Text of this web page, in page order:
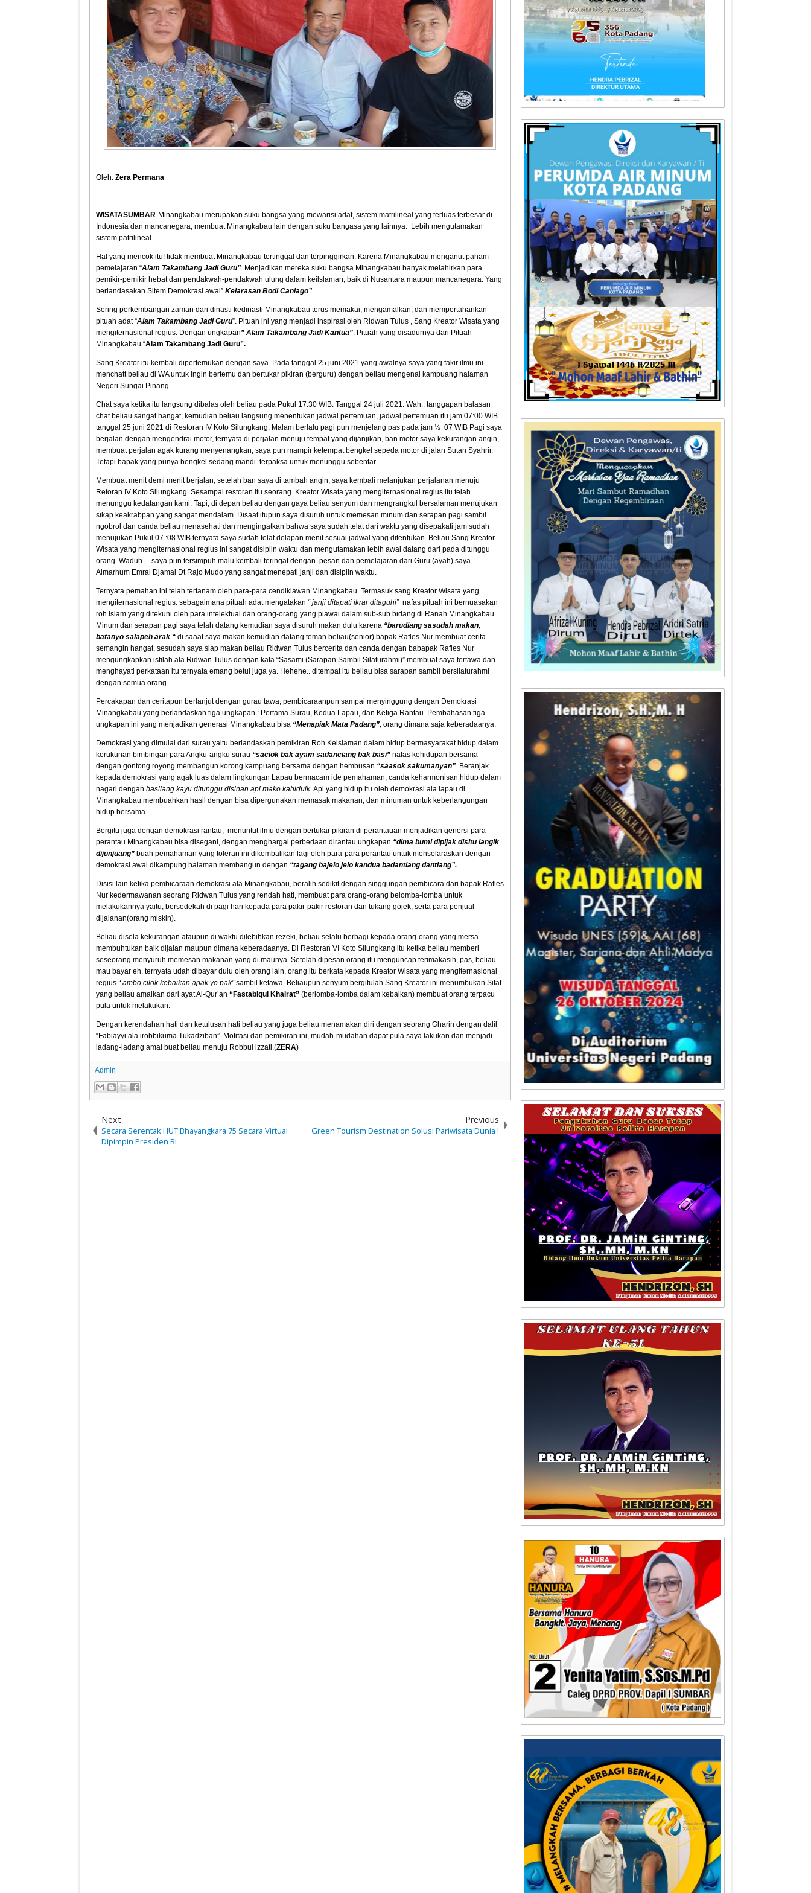
Oleh:Zera Permana
WISATASUMBAR-Minangkabau merupakan suku bangsa yang mewarisi adat, sistem matrilineal yang terluas terbesar di
Indonesia dan mancanegara, membuat Minangkabau lain dengan suku bangasa yang lainnya. Lebih mengutamakan
sistem patrilineal.
Hal yang mencok itu! tidak membuat Minangkabau tertinggal dan terpinggirkan. Karena Minangkabau menganut paham
pemelajaran “Alam Takambang Jadi Guru”. Menjadikan mereka suku bangsa Minangkabau banyak melahirkan para
pemikir-pemikir hebat dan pendakwah-pendakwah ulung dalam keilslaman, baik di Nusantara maupun mancanegara. Yang
berlandasakan Sitem Demokrasi awal”Kelarasan Bodi Caniago”.
Sering perkembangan zaman dari dinasti kedinasti Minangkabau terus memakai, mengamalkan, dan mempertahankan
pituah adat “Alam Takambang Jadi Guru”. Pituah ini yang menjadi inspirasi oleh Ridwan Tulus , Sang Kreator Wisata yang
mengiternasional regius. Dengan ungkapan” Alam Takambang Jadi Kantua”. Pituah yang disadurnya dari Pituah
Minangkabau “Alam Takambang Jadi Guru”.
Sang Kreator itu kembali dipertemukan dengan saya. Pada tanggal 25 juni 2021 yang awalnya saya yang fakir ilmu ini
menchatt beliau di WA untuk ingin bertemu dan bertukar pikiran (berguru) dengan beliau mengenai kampuang halaman
Negeri Sungai Pinang.
Chat saya ketika itu langsung dibalas oleh beliau pada Pukul 17:30 WIB. Tanggal 24 juli 2021. Wah.. tanggapan balasan
chat beliau sangat hangat, kemudian beliau langsung menentukan jadwal pertemuan, jadwal pertemuan itu jam 07:00 WIB
tanggal 25 juni 2021 di Restoran IV Koto Silungkang. Malam berlalu pagi pun menjelang pas pada jam ½ 07 WIB Pagi saya
berjalan dengan mengendrai motor, ternyata di perjalan menuju tempat yang dijanjikan, ban motor saya kekurangan angin,
membuat perjalan agak kurang menyenangkan, saya pun mampir ketempat bengkel sepeda motor di jalan Sutan Syahrir.
Tetapi bapak yang punya bengkel sedang mandi terpaksa untuk menunggu sebentar.
Membuat menit demi menit berjalan, setelah ban saya di tambah angin, saya kembali melanjukan perjalanan menuju
Retoran IV Koto Silungkang. Sesampai restoran itu seorang Kreator Wisata yang mengiternasional regius itu telah
menunggu kedatangan kami. Tapi, di depan beliau dengan gaya beliau senyum dan mengrangkul bersalaman menujukan
sikap keakrabpan yang sangat mendalam. Disaat itupun saya disuruh untuk memesan minum dan serapan pagi sambil
ngobrol dan canda beliau menasehati dan mengingatkan bahwa saya sudah telat dari waktu yang disepakati jam sudah
menujukan Pukul 07 :08 WIB ternyata saya sudah telat delapan menit sesuai jadwal yang ditentukan. Beliau Sang Kreator
Wisata yang mengiternasional regius ini sangat disiplin waktu dan mengutamakan lebih awal datang dari pada ditunggu
orang. Waduh… saya pun tersimpuh malu kembali teringat dengan pesan dan pemelajaran dari Guru (ayah) saya
Almarhum Emral Djamal Dt Rajo Mudo yang sangat menepati janji dan disiplin waktu.
Ternyata pemahan ini telah tertanam oleh para-para cendikiawan Minangkabau. Termasuk sang Kreator Wisata yang
mengiternasional regius. sebagaimana pituah adat mengatakan “ janji ditapati ikrar ditaguhi”nafas pituah ini bernuasakan
roh Islam yang ditekuni oleh para intelektual dan orang-orang yang piawai dalam sub-sub bidang di Ranah Minangkabau.
Minum dan serapan pagi saya telah datang kemudian saya disuruh makan dulu karena “barudiang sasudah makan,
batanyo salapeh arak “ di saaat saya makan kemudian datang teman beliau(senior) bapak Rafles Nur membuat cerita
semangin hangat, sesudah saya siap makan beliau Ridwan Tulus bercerita dan canda dengan babapak Rafles Nur
mengungkapkan istilah ala Ridwan Tulus dengan kata “Sasami (Sarapan Sambil Silaturahmi)” membuat saya tertawa dan
menghayati perkataan itu ternyata emang betul juga ya. Hehehe.. ditempat itu beliau bisa sarapan sambil bersilaturahmi
dengan semua orang.
Percakapan dan ceritapun berlanjut dengan gurau tawa, pembicaraanpun sampai menyinggung dengan Demokrasi
Minangkabau yang berlandaskan tiga ungkapan : Pertama Surau, Kedua Lapau, dan Ketiga Rantau. Pembahasan tiga
ungkapan ini yang menjadikan generasi Minangkabau bisa “Menapiak Mata Padang”, orang dimana saja keberadaanya.
Demokrasi yang dimulai dari surau yaitu berlandaskan pemikiran Roh Keislaman dalam hidup bermasyarakat hidup dalam
kerukunan bimbingan para Angku-angku surau “saciok bak ayam sadanciang bak basi”nafas kehidupan bersama
dengan gontong royong membangun korong kampuang bersama dengan hembusan “saasok sakumanyan”. Beranjak
kepada demokrasi yang agak luas dalam lingkungan Lapau bermacam ide pemahaman, canda keharmonisan hidup dalam
nagari denganbasilang kayu ditunggu disinan api mako kahiduik. Api yang hidup itu oleh demokrasi ala lapau di
Minangkabau membuahkan hasil dengan bisa dipergunakan memasak makanan, dan minuman untuk keberlangungan
hidup bersama.
Bergitu juga dengan demokrasi rantau, menuntut ilmu dengan bertukar pikiran di perantauan menjadikan genersi para
perantau Minangkabau bisa disegani, dengan menghargai perbedaan dirantau ungkapan “dima bumi dipijak disitu langik
dijunjuang” buah pemahaman yang toleran ini dikembalikan lagi oleh para-para perantau untuk menselaraskan dengan
demokrasi awal dikampung halaman membangun dengan “tagang bajelo jelo kandua badantiang dantiang”.
Disisi lain ketika pembicaraan demokrasi ala Minangkabau, beralih sedikit dengan singgungan pembicara dari bapak Rafles
Nur kedermawanan seorang Ridwan Tulus yang rendah hati, membuat para orang-orang belomba-lomba untuk
melakukannya yaitu, bersedekah di pagi hari kepada para pakir-pakir restoran dan tukang gojek, serta para penjual
dijalanan(orang miskin).
Beliau disela kekurangan ataupun di waktu dilebihkan rezeki, beliau selalu berbagi kepada orang-orang yang mersa
membuhtukan baik dijalan maupun dimana keberadaanya. Di Restoran VI Koto Silungkang itu ketika beliau memberi
seseorang menyuruh memesan makanan yang di maunya. Setelah dipesan orang itu menguncap terimakasih, pas, beliau
mau bayar eh. ternyata udah dibayar dulu oleh orang lain, orang itu berkata kepada Kreator Wisata yang mengiternasional
regius “ ambo cilok kebaikan apak yo pak”sambil ketawa. Beliaupun senyum bergitulah Sang Kreator ini menumbukan Sifat
yang beliau amalkan dari ayat Al-Qur’an“Fastabiqul Khairat” (berlomba-lomba dalam kebaikan) membuat orang terpacu
pula untuk melakukan.
Dengan kerendahan hati dan ketulusan hati beliau yang juga beliau menamakan diri dengan seorang Gharin dengan dalil
“Fabiayyi ala irobbikuma Tukadziban”. Motifasi dan pemikiran ini, mudah-mudahan dapat pula saya lakukan dan menjadi
ladang-ladang amal buat beliau menuju Robbul izzati.(ZERA)
Admin
Next
Secara Serentak HUT Bhayangkara 75 Secara Virtual
Dipimpin Presiden RI
Previous
Green Tourism Destination Solusi Pariwisata Dunia !